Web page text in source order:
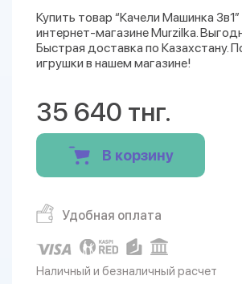
Купить товар “Качели Машинка
интернет-магазине Murzilka.
Быстрая доставка по Казахстану.
игрушки в нашем магазине!
35 640 тнг.
В корзину
Удобная оплата
Наличный и безналичный расчет